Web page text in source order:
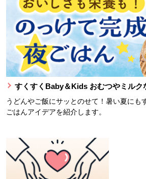
すくすくBaby＆Kids おむつやミルク
うどんやご飯にサッとのせて！暑い夏にも
ごはんアイデアを紹介します。